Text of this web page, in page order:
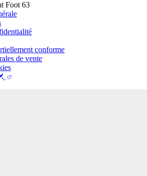
Foot 63
conforme
de vente